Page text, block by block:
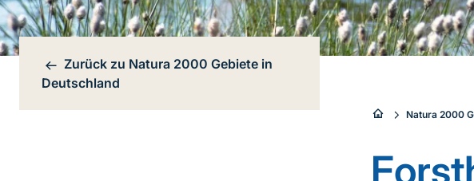
Bereichsnavigation
Zurück zu Natura 2000 Gebiete in
Deutschland
Sie
sind
Natura 2000